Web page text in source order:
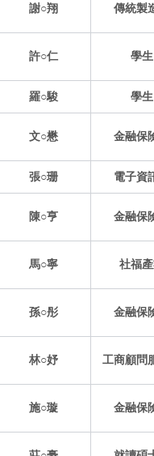
謝○翔 傳統製
許○仁 學生
羅○駿 學生
文○懋 金融保
張○珊 電子資
陳○亨 金融保
馬○寧 社福
孫○彤 金融保
林○妤 工商顧問
施○璇 金融保